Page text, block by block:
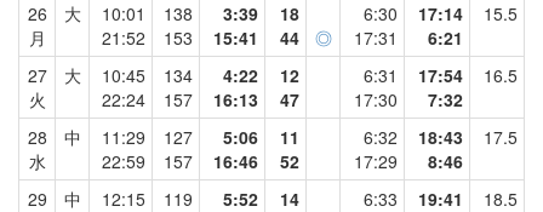
26
月
大
10:01
21:52
138
153
3:39
15:41
18
44
◎
6:30
17:31
17:14
6:21
15.5
27
火
大
10:45
22:24
134
157
4:22
16:13
12
47
6:31
17:30
17:54
7:32
16.5
28
水
中
11:29
22:59
127
157
5:06
16:46
11
52
6:32
17:29
18:43
8:46
17.5
29
中
12:15
119
5:52
14
6:33
19:41
18.5